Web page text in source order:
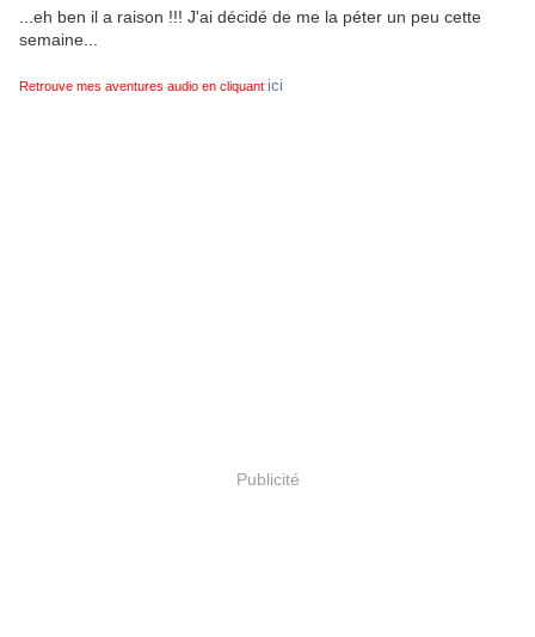
...eh ben il a raison !!! J'ai décidé de me la péter un peu cette
semaine...
Retrouve mes aventures audio en cliquant ici
Publicité